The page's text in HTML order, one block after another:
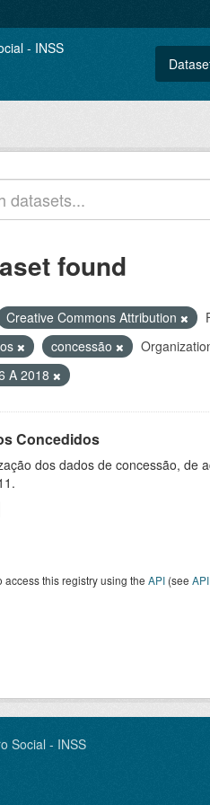
found
Creative Commons Attribution
concessão
A 2018
Concedidos
dos dados de concessão, de
access this registry using the API (see
Social - INSS